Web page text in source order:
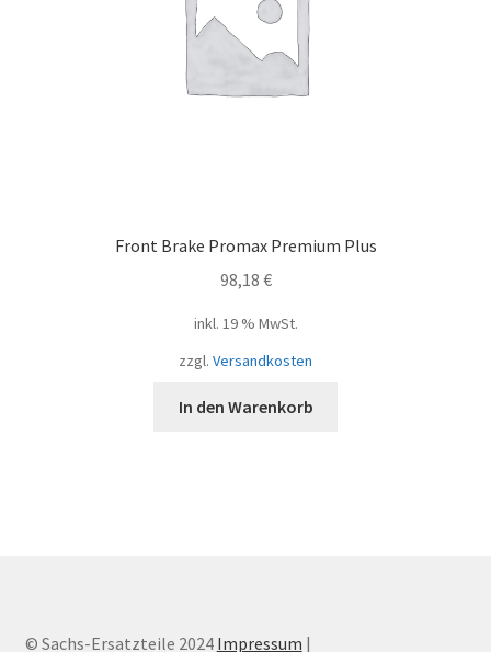
Front Brake Promax Premium Plus
98,18 €
inkl. 19 % MwSt.
zzgl. Versandkosten
In den Warenkorb
© Sachs-Ersatzteile 2024 Impressum |